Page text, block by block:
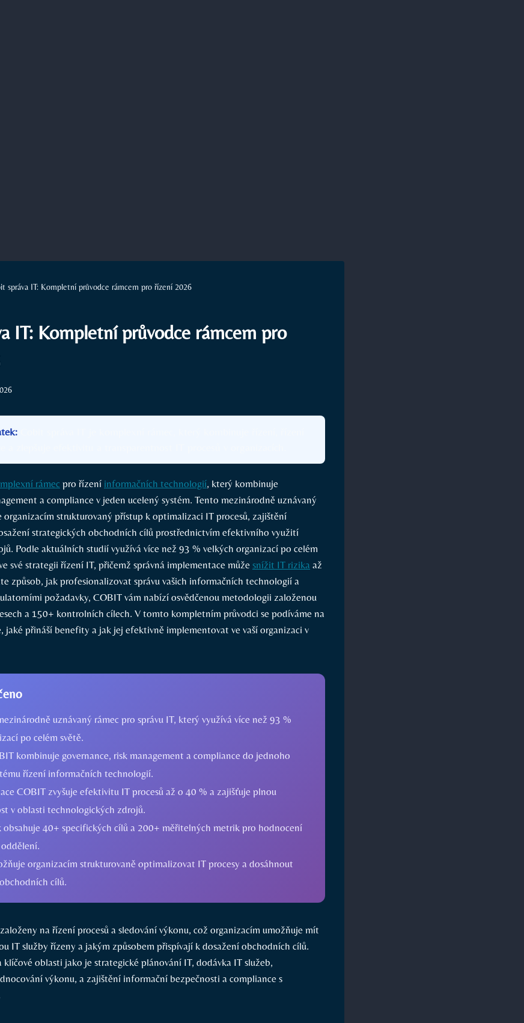
správa IT: Kompletní průvodce rámcem pro řízení 2026
IT: Kompletní průvodce rámcem pro
rámec pro řízení informačních technologií, který kombinuje
a compliance v jeden ucelený systém. Tento mezinárodně uznávaný
strukturovaný přístup k optimalizaci IT procesů, zajištění
strategických obchodních cílů prostřednictvím efektivního využití
Podle aktuálních studií využívá více než 93 % velkých organizací po celém
své strategii řízení IT, přičemž správná implementace může snížit IT rizika až
způsob, jak profesionalizovat správu vašich informačních technologií a
požadavky, COBIT vám nabízí osvědčenou metodologii založenou
a 150+ kontrolních cílech. V tomto kompletním průvodci se podíváme na
jaké přináší benefity a jak jej efektivně implementovat ve vaší organizaci v
uznávaný rámec pro správu IT, který využívá více než 93 %
po celém světě.
kombinuje governance, risk management a compliance do jednoho
řízení informačních technologií.
COBIT zvyšuje efektivitu IT procesů až o 40 % a zajišťuje plnou
v oblasti technologických zdrojů.
obsahuje 40+ specifických cílů a 200+ měřitelných metrik pro hodnocení
organizacím strukturovaně optimalizovat IT procesy a dosáhnout
cílů.
na řízení procesů a sledování výkonu, což organizacím umožňuje mít
IT služby řízeny a jakým způsobem přispívají k dosažení obchodních cílů.
klíčové oblasti jako je strategické plánování IT, dodávka IT služeb,
výkonu, a zajištění informační bezpečnosti a compliance s